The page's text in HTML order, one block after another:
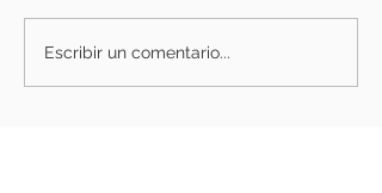
Escribir un comentario...